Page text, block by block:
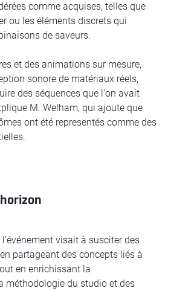
comme acquises, telles que
ou les éléments discrets qui
de saveurs.
et des animations sur mesure,
sonore de matériaux réels,
des séquences que l'on avait
M. Welham, qui ajoute que
ont été representés comme des
visait à susciter des
partageant des concepts liés à
en enrichissant la
méthodologie du studio et des